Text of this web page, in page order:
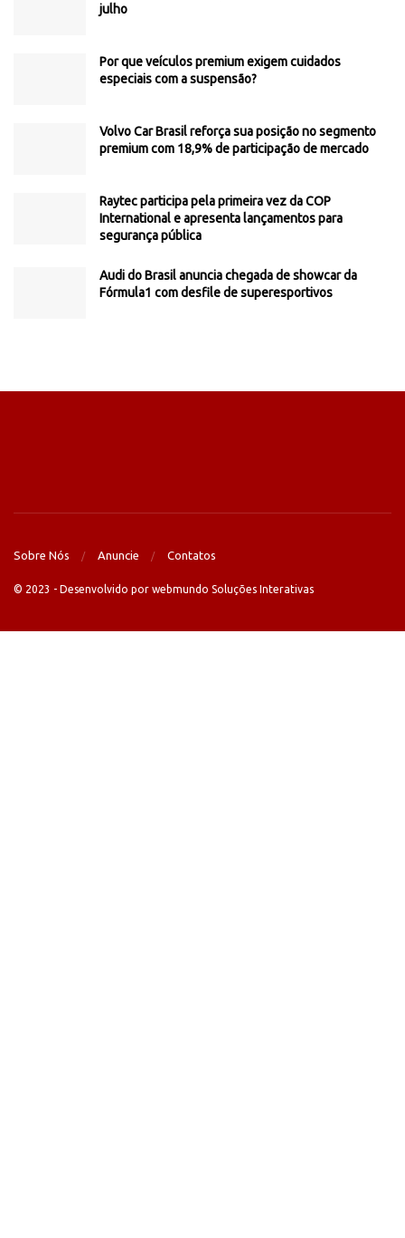
julho
Por que veículos premium exigem cuidados
especiais com a suspensão?
Volvo Car Brasil reforça sua posição no segmento
premium com 18,9% de participação de mercado
Raytec participa pela primeira vez da COP
International e apresenta lançamentos para
segurança pública
Audi do Brasil anuncia chegada de showcar da
Fórmula1 com desfile de superesportivos
Sobre Nós Anuncie Contatos
© 2023 - Desenvolvido por webmundo Soluções Interativas